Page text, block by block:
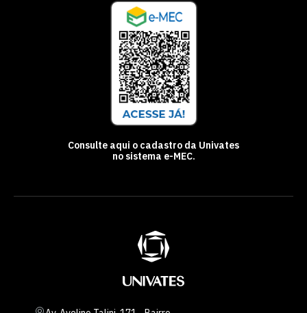
Consulte aqui o cadastro da Univates
no sistema e-MEC.